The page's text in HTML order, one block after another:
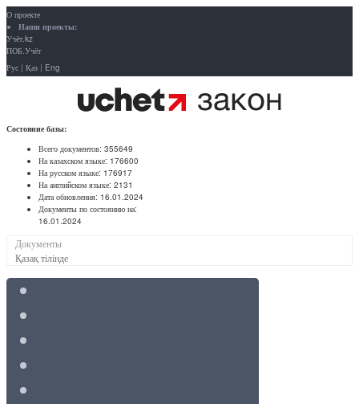
О проекте
Наши проекты:
Учёт.kz
ПОБ.Учёт
Рус | Қаз | Eng
Состояние базы:
Всего документов: 355649
На казахском языке: 176600
На русском языке: 176917
На английском языке: 2131
Дата обновления: 16.01.2024
Документы по состоянию на:
16.01.2024
Документы
Қазақ тілінде